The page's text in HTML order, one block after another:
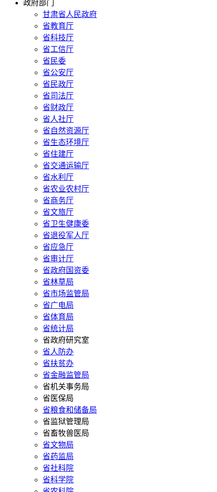
政府部门
甘肃省人民政府
省教育厅
省科技厅
省工信厅
省民委
省公安厅
省民政厅
省司法厅
省财政厅
省人社厅
省自然资源厅
省生态环境厅
省住建厅
省交通运输厅
省水利厅
省农业农村厅
省商务厅
省文旅厅
省卫生健康委
省退役军人厅
省应急厅
省审计厅
省政府国资委
省林草局
省市场监管局
省广电局
省体育局
省统计局
省政府研究室
省人防办
省扶贫办
省金融监管局
省机关事务局
省医保局
省粮食和储备局
省监狱管理局
省畜牧兽医局
省文物局
省药监局
省社科院
省科学院